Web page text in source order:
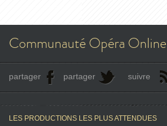
Communauté Opéra Online
partager partager suivre
LES PRODUCTIONS LES PLUS ATTENDUES